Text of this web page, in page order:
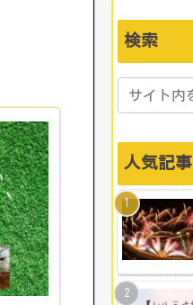
検索
人気記事